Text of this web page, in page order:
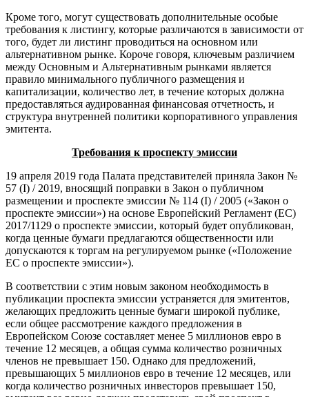
Кроме того, могут существовать дополнительные особые
требования к листингу, которые различаются в зависимости от
того, будет ли листинг проводиться на основном или
альтернативном рынке. Короче говоря, ключевым различием
между Основным и Альтернативным рынками является
правило минимального публичного размещения и
капитализации, количество лет, в течение которых должна
предоставляться аудированная финансовая отчетность, и
структура внутренней политики корпоративного управления
эмитента.
Требования к проспекту эмиссии
19 апреля 2019 года Палата представителей приняла Закон №
57 (Ι) / 2019, вносящий поправки в Закон о публичном
размещении и проспекте эмиссии № 114 (I) / 2005 («Закон о
проспекте эмиссии») на основе Европейский Регламент (ЕС)
2017/1129 о проспекте эмиссии, который будет опубликован,
когда ценные бумаги предлагаются общественности или
допускаются к торгам на регулируемом рынке («Положение
ЕС о проспекте эмиссии»).
В соответствии с этим новым законом необходимость в
публикации проспекта эмиссии устраняется для эмитентов,
желающих предложить ценные бумаги широкой публике,
если общее рассмотрение каждого предложения в
Европейском Союзе составляет менее 5 миллионов евро в
течение 12 месяцев, а общая сумма количество розничных
членов не превышает 150. Однако для предложений,
превышающих 5 миллионов евро в течение 12 месяцев, или
когда количество розничных инвесторов превышает 150,